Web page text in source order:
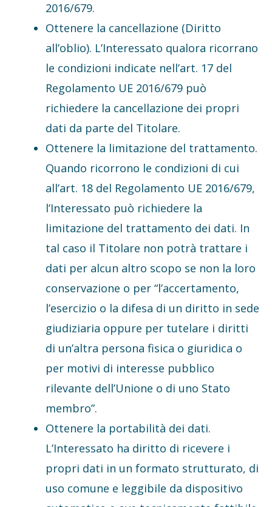
2016/679.
Ottenere la cancellazione (Diritto
all’oblio). L’Interessato qualora ricorrano
le condizioni indicate nell’art. 17 del
Regolamento UE 2016/679 può
richiedere la cancellazione dei propri
dati da parte del Titolare.
Ottenere la limitazione del trattamento.
Quando ricorrono le condizioni di cui
all’art. 18 del Regolamento UE 2016/679,
l’Interessato può richiedere la
limitazione del trattamento dei dati. In
tal caso il Titolare non potrà trattare i
dati per alcun altro scopo se non la loro
conservazione o per “l’accertamento,
l’esercizio o la difesa di un diritto in sede
giudiziaria oppure per tutelare i diritti
di un’altra persona fisica o giuridica o
per motivi di interesse pubblico
rilevante dell’Unione o di uno Stato
membro”.
Ottenere la portabilità dei dati.
L’Interessato ha diritto di ricevere i
propri dati in un formato strutturato, di
uso comune e leggibile da dispositivo